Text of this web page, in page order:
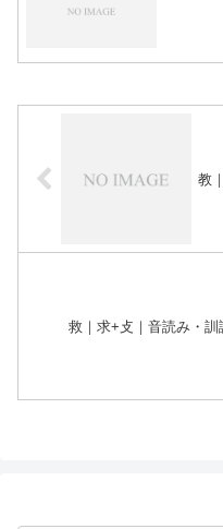
教
救｜求+攴｜音読み・訓